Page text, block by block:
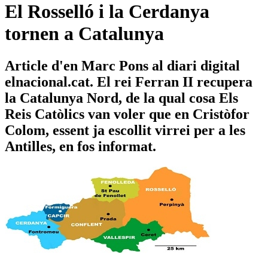
El Rosselló i la Cerdanya
tornen a Catalunya
Article d'en Marc Pons al diari digital
elnacional.cat. El rei Ferran II recupera
la Catalunya Nord, de la qual cosa Els
Reis Catòlics van voler que en Cristòfor
Colom, essent ja escollit virrei per a les
Antilles, en fos informat.